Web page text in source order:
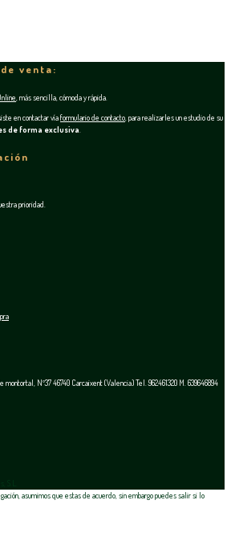
venta:
, más sencilla, cómoda y rápida.
en contactar víaformulario de contacto , para realizarles un estudio de su
de forma exclusiva
prioridad.
Nº37 46740 Carcaixent (Valencia) Tel. 962461320 M. 639646894
asumimos que estas de acuerdo, sin embargo puedes salir si lo